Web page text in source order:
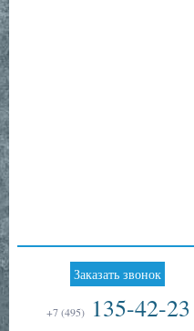
Заказать звонок
+7 (495) 135-42-23